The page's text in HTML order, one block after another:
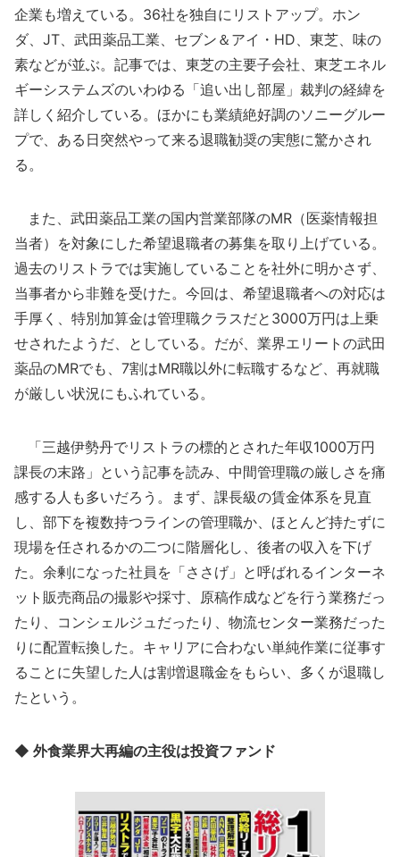
企業も増えている。36社を独自にリストアップ。ホン
ダ、JT、武田薬品工業、セブン＆アイ・HD、東芝、味の
素などが並ぶ。記事では、東芝の主要子会社、東芝エネル
ギーシステムズのいわゆる「追い出し部屋」裁判の経緯を
詳しく紹介している。ほかにも業績絶好調のソニーグルー
プで、ある日突然やって来る退職勧奨の実態に驚かされ
る。
また、武田薬品工業の国内営業部隊のMR（医薬情報担
当者）を対象にした希望退職者の募集を取り上げている。
過去のリストラでは実施していることを社外に明かさず、
当事者から非難を受けた。今回は、希望退職者への対応は
手厚く、特別加算金は管理職クラスだと3000万円は上乗
せされたようだ、としている。だが、業界エリートの武田
薬品のMRでも、7割はMR職以外に転職するなど、再就職
が厳しい状況にもふれている。
「三越伊勢丹でリストラの標的とされた年収1000万円
課長の末路」という記事を読み、中間管理職の厳しさを痛
感する人も多いだろう。まず、課長級の賃金体系を見直
し、部下を複数持つラインの管理職か、ほとんど持たずに
現場を任されるかの二つに階層化し、後者の収入を下げ
た。余剰になった社員を「ささげ」と呼ばれるインターネ
ット販売商品の撮影や採寸、原稿作成などを行う業務だっ
たり、コンシェルジュだったり、物流センター業務だった
りに配置転換した。キャリアに合わない単純作業に従事す
ることに失望した人は割増退職金をもらい、多くが退職し
たという。
◆ 外食業界大再編の主役は投資ファンド